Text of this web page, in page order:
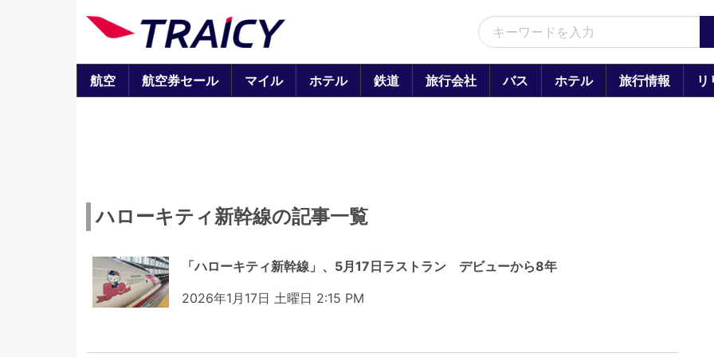
航空 航空券セール マイル ホテル 鉄道 旅行会社 バス ホテル 旅行情報 リ
ハローキティ新幹線の記事一覧
「ハローキティ新幹線」、5月17日ラストラン デビューから8年
2026年1月17日 土曜日 2:15 PM